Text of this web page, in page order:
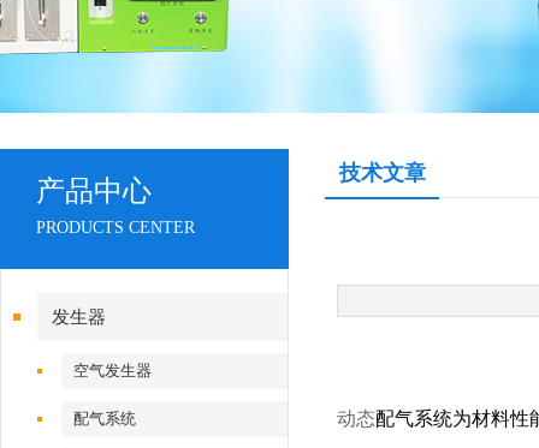
产品中心
PRODUCTS CENTER
发生器
空气发生器
配气系统
技术文章
动态配气系统为材料性